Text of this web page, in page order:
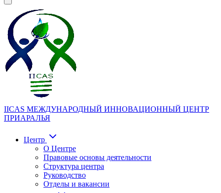
IICAS МЕЖДУНАРОДНЫЙ ИННОВАЦИОННЫЙ ЦЕНТР
ПРИАРАЛЬЯ
Центр
О Центре
Правовые основы деятельности
Структура центра
Руководство
Отделы и вакансии